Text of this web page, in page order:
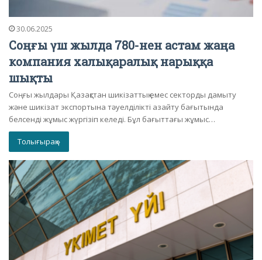
30.06.2025
Соңғы үш жылда 780-нен астам жаңа
компания халықаралық нарыққа
шықты
Соңғы жылдары Қазақстан шикізаттық емес секторды дамыту
және шикізат экспортына тәуелділікті азайту бағытында
белсенді жұмыс жүргізіп келеді. Бұл бағыттағы жұмыс…
Толығырақ »